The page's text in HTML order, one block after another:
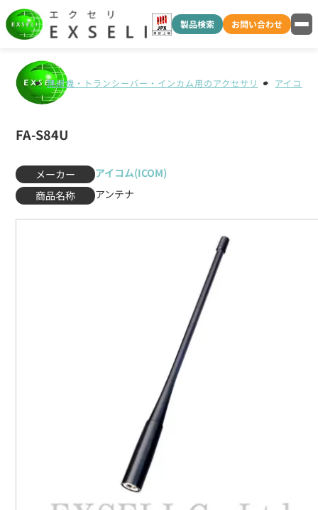
製品検索 お問い合わせ
無線機・トランシーバー・インカム用のアクセサリ アイコム
FA-S84U
メーカー
アイコム(ICOM)
商品名称
アンテナ